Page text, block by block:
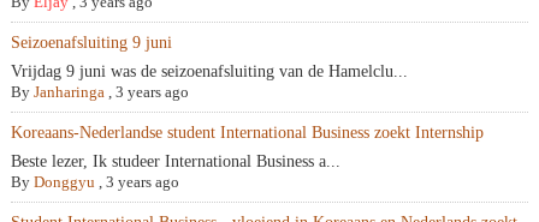
Seizoenafsluiting 9 juni
Vrijdag 9 juni was de seizoenafsluiting van de Hamelclu...
By Janharinga , 3 years ago
Koreaans-Nederlandse student International Business zoekt Internship
Beste lezer, Ik studeer International Business a...
By Donggyu , 3 years ago